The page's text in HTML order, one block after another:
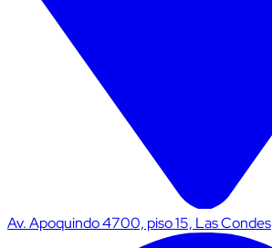
Av. Apoquindo 4700, piso 15, Las Condes